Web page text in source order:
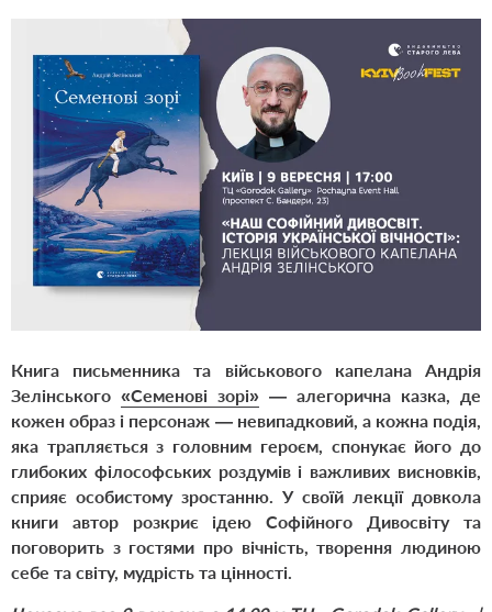
Книга письменника та військового капелана Андрія
Зелінського «Семенові зорі» — алегорична казка, де
кожен образ і персонаж — невипадковий, а кожна подія,
яка трапляється з головним героєм, спонукає його до
глибоких філософських роздумів і важливих висновків,
сприяє особистому зростанню. У своїй лекції довкола
книги автор розкриє ідею Софійного Дивосвіту та
поговорить з гостями про вічність, творення людиною
себе та світу, мудрість та цінності.